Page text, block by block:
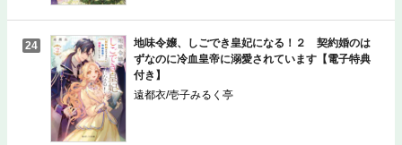
24
地味令嬢、しごでき皇妃になる！２ 契約婚のは
ずなのに冷血皇帝に溺愛されています【電子特典
付き】
遠都衣/壱子みるく亭